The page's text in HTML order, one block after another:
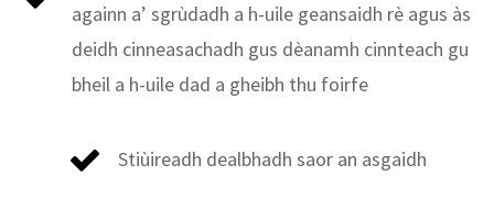
againn a’ sgrùdadh a h-uile geansaidh rè agus às
deidh cinneasachadh gus dèanamh cinnteach gu
bheil a h-uile dad a gheibh thu foirfe
Stiùireadh dealbhadh saor an asgaidh